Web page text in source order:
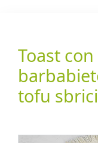
Toast
tofu